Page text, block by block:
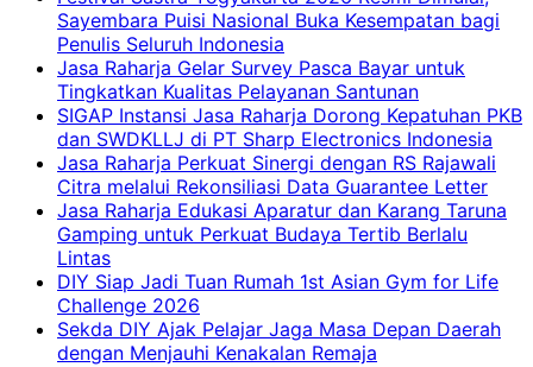
Sayembara Puisi Nasional Buka Kesempatan bagi
Penulis Seluruh Indonesia
Jasa Raharja Gelar Survey Pasca Bayar untuk
Tingkatkan Kualitas Pelayanan Santunan
SIGAP Instansi Jasa Raharja Dorong Kepatuhan PKB
dan SWDKLLJ di PT Sharp Electronics Indonesia
Jasa Raharja Perkuat Sinergi dengan RS Rajawali
Citra melalui Rekonsiliasi Data Guarantee Letter
Jasa Raharja Edukasi Aparatur dan Karang Taruna
Gamping untuk Perkuat Budaya Tertib Berlalu
Lintas
DIY Siap Jadi Tuan Rumah 1st Asian Gym for Life
Challenge 2026
Sekda DIY Ajak Pelajar Jaga Masa Depan Daerah
dengan Menjauhi Kenakalan Remaja